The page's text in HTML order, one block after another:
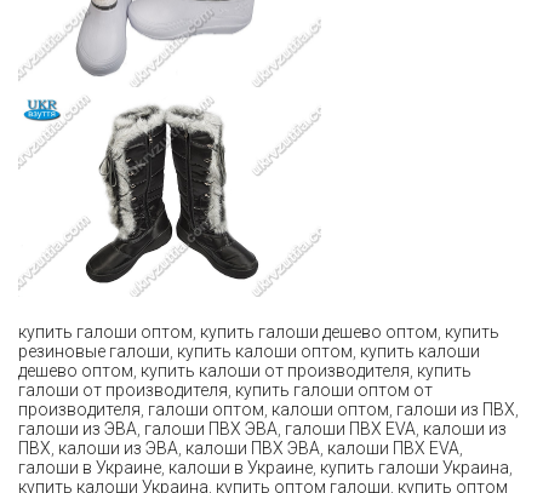
купить галоши оптом купить галоши дешево оптом купить
резиновые галоши купить калоши оптом купить калоши
дешево оптом купить калоши от производителя купить
галоши от производителя купить галоши оптом от
производителя галоши оптом калоши оптом галоши из ПВХ
галоши из ЭВА галоши ПВХ ЭВА галоши ПВХ EVA калоши из
ПВХ калоши из ЭВА калоши ПВХ ЭВА калоши ПВХ EVA
галоши в Украине калоши в Украине купить галоши Украина
купить калоши Украина купить оптом галоши купить оптом